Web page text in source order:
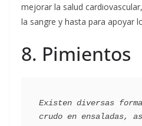
mejorar la salud
la sangre y hasta para apoyar
8. Pimientos
Existen diversas
crudo en ensaladas,